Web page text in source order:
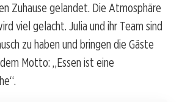
Zuhause gelandet. Die Atmosphäre
viel gelacht. Julia und ihr Team sind
zu haben und bringen die Gäste
Motto: „Essen ist eine